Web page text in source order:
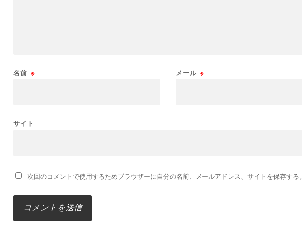
名前 ※ メール ※
サイト
次回のコメントで使用するためブラウザーに自分の名前、メールアドレス、サイトを保存する。